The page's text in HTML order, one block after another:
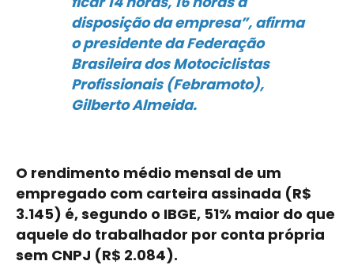
disposição da empresa”, afirma
o presidente da Federação
Brasileira dos Motociclistas
Profissionais (Febramoto),
Gilberto Almeida.
O rendimento médio mensal de um
empregado com carteira assinada (R$
3.145) é, segundo o IBGE, 51% maior do que
aquele do trabalhador por conta própria
sem CNPJ (R$ 2.084).